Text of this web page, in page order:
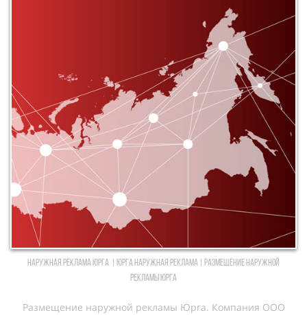
Наружная реклама Юрга | Юрга Наружная реклама | Размещение наружной
рекламы Юрга
Размещение наружной рекламы Юрга. Компания ООО